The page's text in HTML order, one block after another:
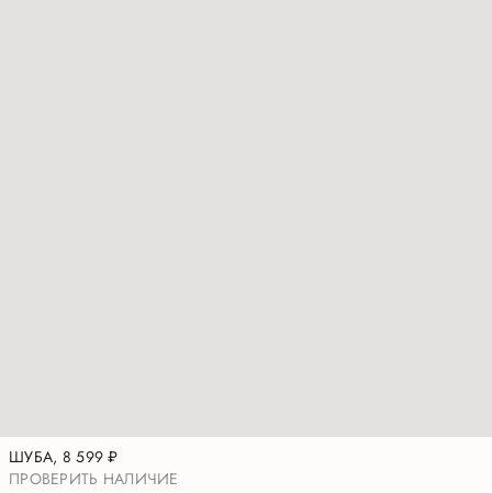
ШУБА, 8 599 ₽
ПРОВЕРИТЬ НАЛИЧИЕ